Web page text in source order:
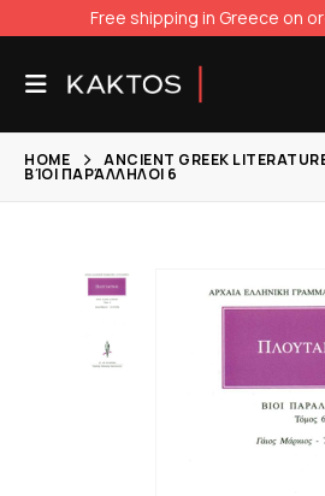
Free shipping in Greece on
HOME ANCIENT GREEK
ΒΊΟΙ ΠΑΡΆΛΛΗΛΟΙ 6